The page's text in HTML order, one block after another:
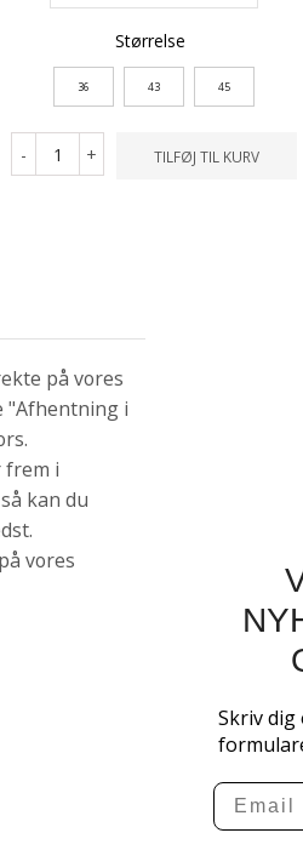
Størrelse
36 43 45
- + TILFØJ TIL KURV
på vores
"Afhentning i
frem i
kan du
vores
Skriv dig
Email